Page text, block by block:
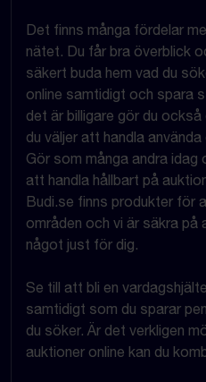
Det finns många fördelar
nätet. Du får bra överblick
säkert buda hem vad du
online samtidigt och spara
det är billigare gör du
du väljer att handla
Gör som många andra
att handla hållbart på
Budi.se finns produkter för
områden och vi är säkra på
något just för dig.
Se till att bli en
samtidigt som du sparar
du söker. Är det verkligen
auktioner online kan du